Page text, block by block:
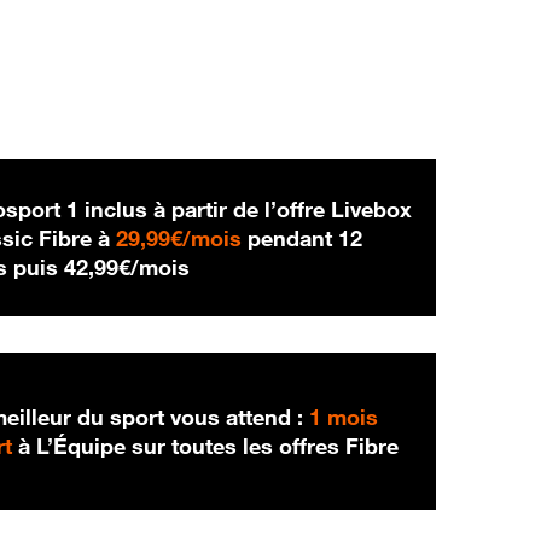
1 inclus à partir de l’offre Livebox
Fibre à29,99€/mois 29,99 € par mois
pendant 12
puis42,99€/mois
du sport vous attend : 1 mois
à L’Équipe sur toutes les offres Fibre